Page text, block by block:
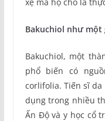
Bakuchiol như
Bakuchiol, một
phổ biến có
corlifolia. Tiến sĩ
dụng trong nhiều
Ấn Độ và y học cổ